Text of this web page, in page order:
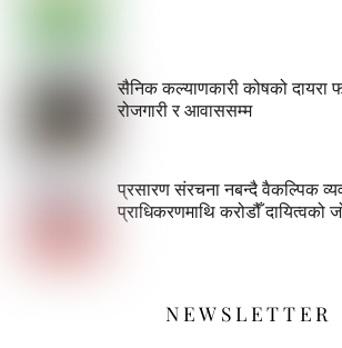
सैनिक कल्याणकारी कोषको दायरा
रोजगारी र आवाससम्म
प्रसारण संरचना नबन्दै वैकल्पिक
प्राधिकरणमाथि करोडौँ दायित्वको
NEWSLETTER